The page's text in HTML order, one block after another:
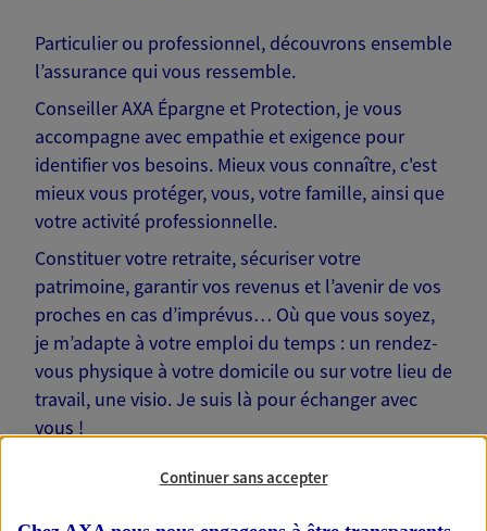
Particulier ou professionnel, découvrons ensemble
l’assurance qui vous ressemble.
Conseiller AXA Épargne et Protection, je vous
accompagne avec empathie et exigence pour
identifier vos besoins. Mieux vous connaître, c'est
mieux vous protéger, vous, votre famille, ainsi que
votre activité professionnelle.
Constituer votre retraite, sécuriser votre
patrimoine, garantir vos revenus et l’avenir de vos
proches en cas d’imprévus… Où que vous soyez,
je m’adapte à votre emploi du temps : un rendez-
vous physique à votre domicile ou sur votre lieu de
travail, une visio. Je suis là pour échanger avec
vous !
Continuer sans accepter